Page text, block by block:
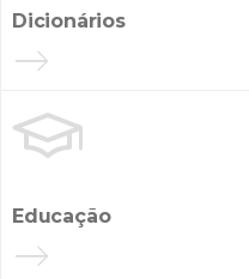
Dicionários

Educação